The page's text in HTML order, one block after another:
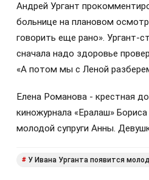
Андрей Ургант
больнице на плановом
говорить еще рано». Ургант-
сначала надо здоровье
«А потом мы с Леной
Елена Романова - крестная
киножурнала «Ералаш» Бориса
молодой супруги Анны.
# У Ивана Урганта появится